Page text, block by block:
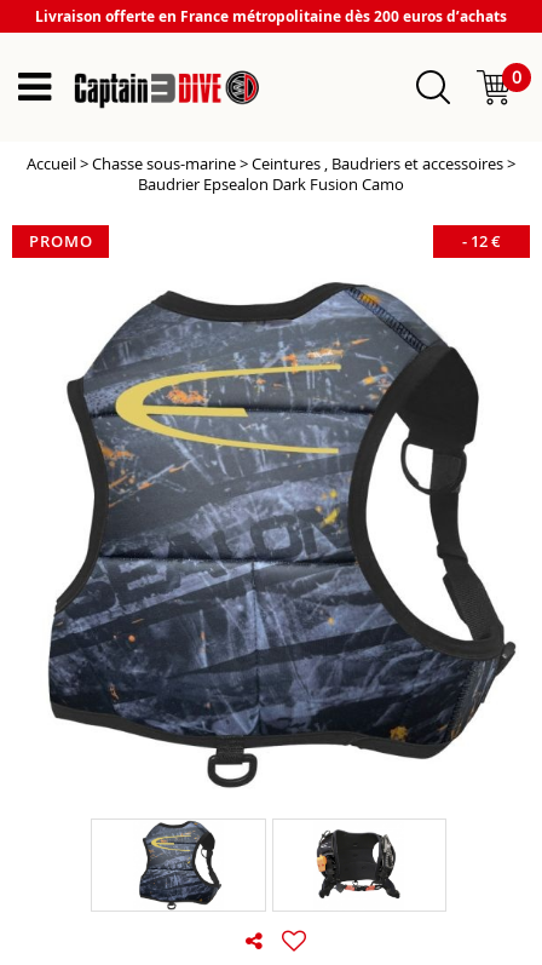
Livraison offerte en France métropolitaine dès 200 euros d’achats
0
Accueil>Chasse sous-marine>Ceintures , Baudriers et accessoires>
Baudrier Epsealon Dark Fusion Camo
PROMO - 12€